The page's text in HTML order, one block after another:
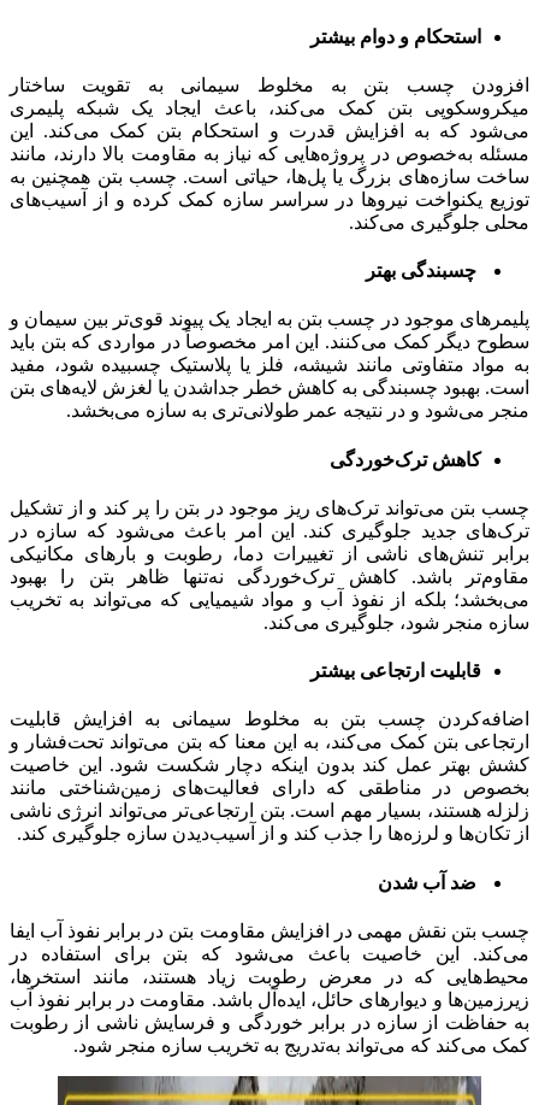
استحکام و دوام بیشتر
افزودن چسب بتن به مخلوط سیمانی به تقویت ساختار
میکروسکوپی بتن کمک می‌کند، باعث ایجاد یک شبکه پلیمری
می‌شود که به افزایش قدرت و استحکام بتن کمک می‌کند. این
مسئله به‌خصوص در پروژه‌هایی که نیاز به مقاومت بالا دارند، مانند
ساخت سازه‌های بزرگ یا پل‌ها، حیاتی است. چسب بتن همچنین به
توزیع یکنواخت نیروها در سراسر سازه کمک کرده و از آسیب‌های
محلی جلوگیری می‌کند.
چسبندگی بهتر
پلیمرهای موجود در چسب بتن به ایجاد یک پیوند قوی‌تر بین سیمان و
سطوح دیگر کمک می‌کنند. این امر مخصوصاً در مواردی که بتن باید
به مواد متفاوتی مانند شیشه، فلز یا پلاستیک چسبیده شود، مفید
است. بهبود چسبندگی به کاهش خطر جداشدن یا لغزش لایه‌های بتن
منجر می‌شود و در نتیجه عمر طولانی‌تری به سازه می‌بخشد.
کاهش ترک‌خوردگی
چسب بتن می‌تواند ترک‌های ریز موجود در بتن را پر کند و از تشکیل
ترک‌های جدید جلوگیری کند. این امر باعث می‌شود که سازه در
برابر تنش‌های ناشی از تغییرات دما، رطوبت و بارهای مکانیکی
مقاوم‌تر باشد. کاهش ترک‌خوردگی نه‌تنها ظاهر بتن را بهبود
می‌بخشد؛ بلکه از نفوذ آب و مواد شیمیایی که می‌تواند به تخریب
سازه منجر شود، جلوگیری می‌کند.
قابلیت ارتجاعی بیشتر
اضافه‌کردن چسب بتن به مخلوط سیمانی به افزایش قابلیت
ارتجاعی بتن کمک می‌کند، به این معنا که بتن می‌تواند تحت‌فشار و
کشش بهتر عمل کند بدون اینکه دچار شکست شود. این خاصیت
بخصوص در مناطقی که دارای فعالیت‌های زمین‌شناختی مانند
زلزله هستند، بسیار مهم است. بتن ارتجاعی‌تر می‌تواند انرژی ناشی
از تکان‌ها و لرزه‌ها را جذب کند و از آسیب‌دیدن سازه جلوگیری کند.
ضد آب شدن
چسب بتن نقش مهمی در افزایش مقاومت بتن در برابر نفوذ آب ایفا
می‌کند. این خاصیت باعث می‌شود که بتن برای استفاده در
محیط‌هایی که در معرض رطوبت زیاد هستند، مانند استخرها،
زیرزمین‌ها و دیوارهای حائل، ایده‌آل باشد. مقاومت در برابر نفوذ آب
به حفاظت از سازه در برابر خوردگی و فرسایش ناشی از رطوبت
کمک می‌کند که می‌تواند به‌تدریج به تخریب سازه منجر شود.